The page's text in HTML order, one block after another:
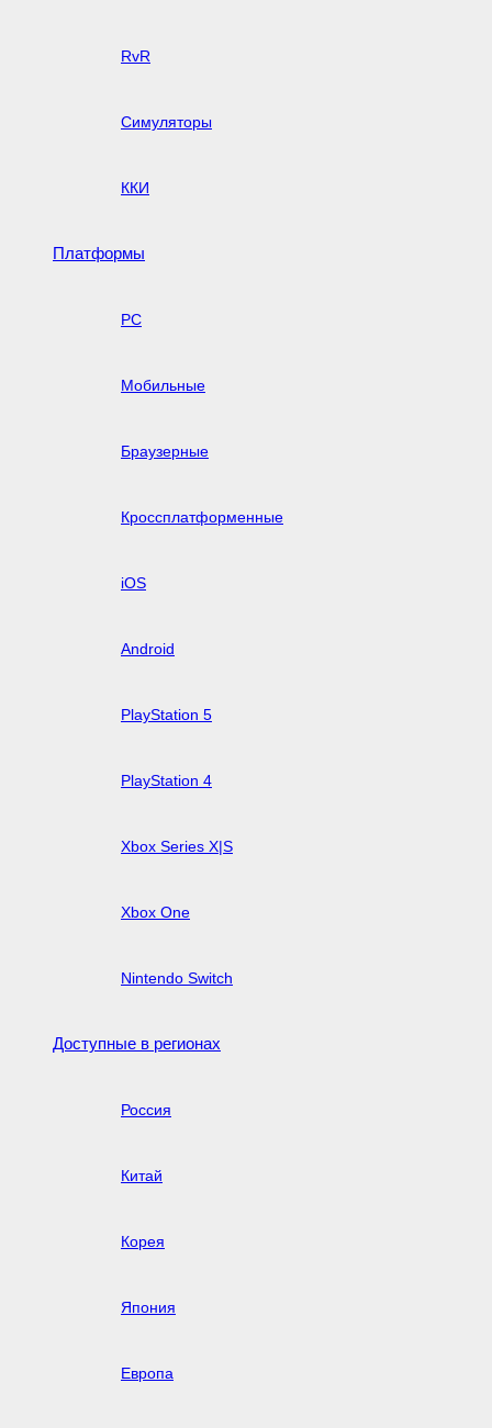
RvR
Симуляторы
ККИ
Платформы
PC
Мобильные
Браузерные
Кроссплатформенные
iOS
Android
PlayStation 5
PlayStation 4
Xbox Series X|S
Xbox One
Nintendo Switch
Доступные в регионах
Россия
Китай
Корея
Япония
Европа